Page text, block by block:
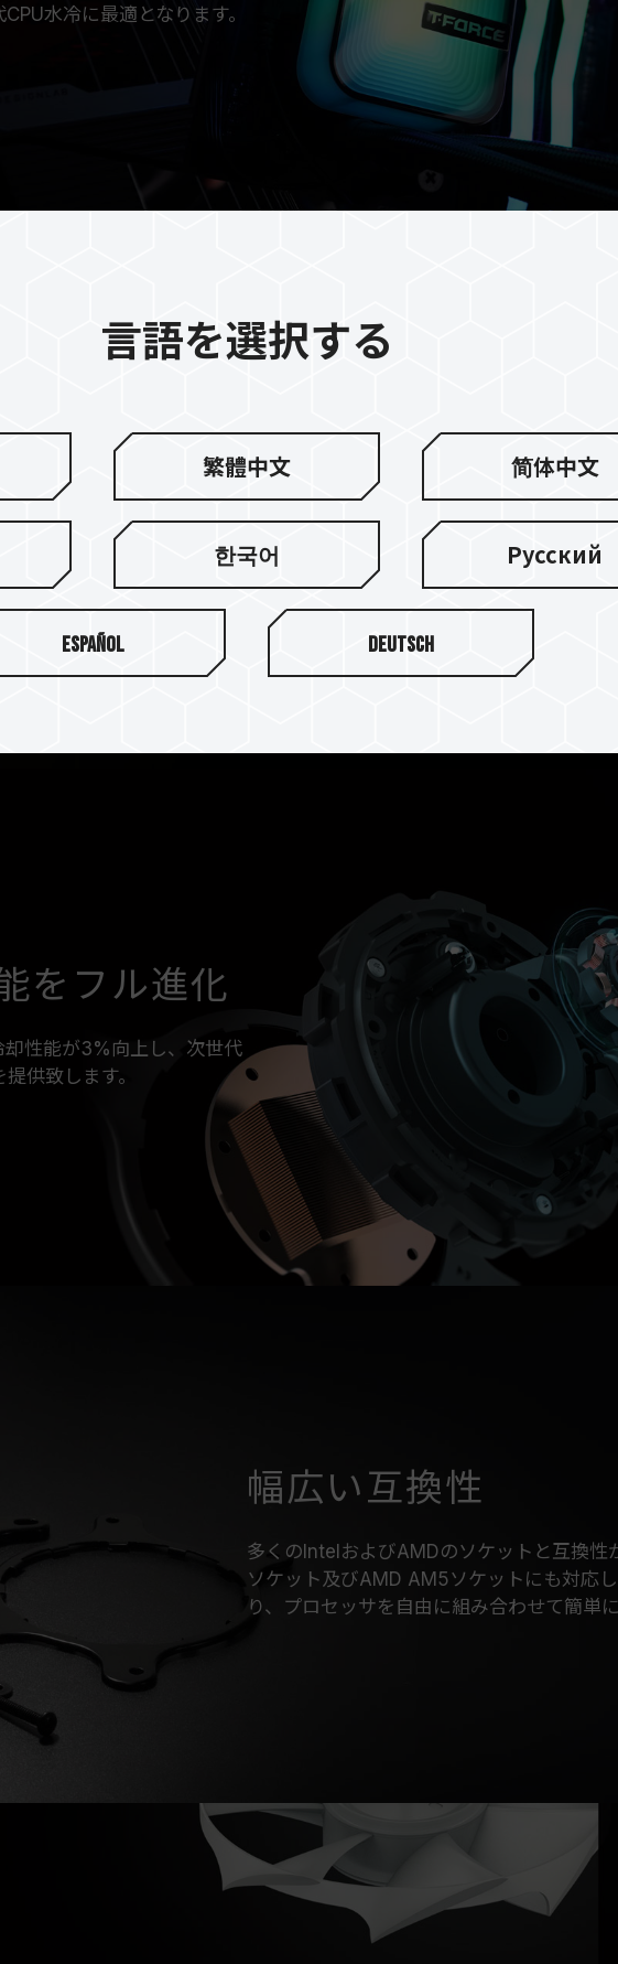
水冷に最適となります。
パフォーマンス、環
アップグレードされた最新世代のポンプモ
インピーダンスを備えており、動作効率が
にやさしく、エネルギーを節約致します。
をフル進化
性能が3%向上し、次世代
供致します。
幅広い互換性
多くのIntelおよびAMDのソケットと互換性
ソケット及びAMD AM5ソケットにも対応
り、プロセッサを自由に組み合わせて簡単
言語を選択する
繁體中文 简体中文
한국어 Русский
Español Deutsch